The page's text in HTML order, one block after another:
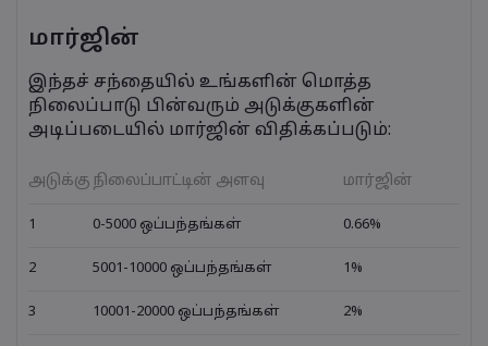
மார்ஜின்
இந்தச் சந்தையில் உங்களின் மொத்த
நிலைப்பாடு பின்வரும் அடுக்குகளின்
அடிப்படையில் மார்ஜின் விதிக்கப்படும்:
அடுக்கு நிலைப்பாட்டின் அளவு மார்ஜின்
1 0-5000 ஒப்பந்தங்கள் 0.66%
2 5001-10000 ஒப்பந்தங்கள் 1%
3 10001-20000 ஒப்பந்தங்கள் 2%